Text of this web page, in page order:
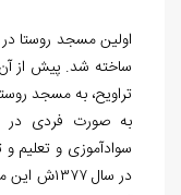
ساخته شد. پیش از آن،
تراویح، به مسجد
به صورت فردی در
در سال